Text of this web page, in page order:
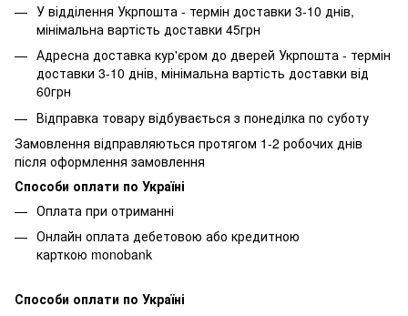
У відділення Укрпошта - термін доставки 3-10 днів,
мінімальна вартість доставки 45грн
Адресна доставка кур'єром до дверей Укрпошта - термін
доставки 3-10 днів, мінімальна вартість доставки від
60грн
Відправка товару відбувається з понеділка по суботу
Замовлення відправляються протягом 1-2 робочих днів
після оформлення замовлення
Способи оплати по Україні
Оплата при отриманні
Онлайн оплата дебетовою або кредитною
карткою monobank
Способи оплати по Україні